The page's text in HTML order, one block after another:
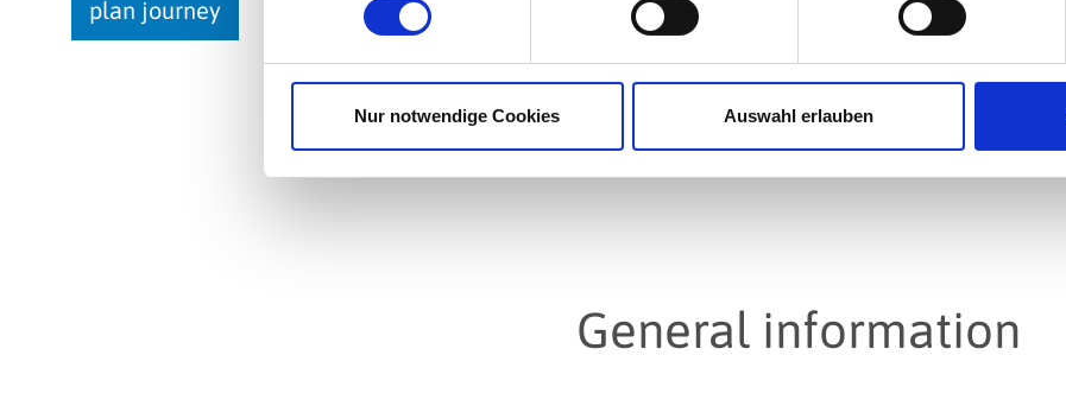
Nur notwendige Cookies Auswahl erlauben
plan journey
General information